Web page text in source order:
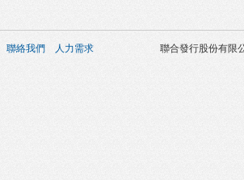
聯絡我們 人力需求 聯合發行股份有限